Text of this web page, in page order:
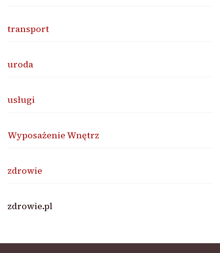
transport
uroda
usługi
Wyposażenie Wnętrz
zdrowie
zdrowie.pl